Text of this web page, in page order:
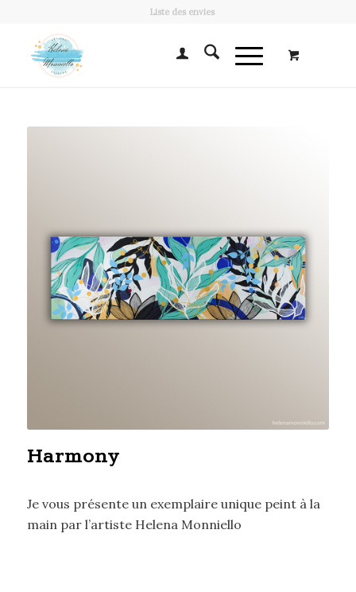
Liste des envies
Harmony
Je vous présente un exemplaire unique peint à la
main par l’artiste Helena Monniello